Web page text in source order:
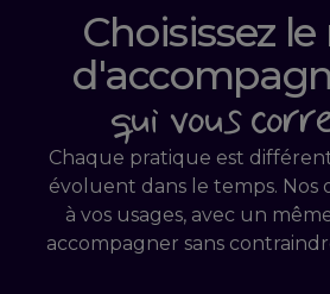
Choisissez
qui vous
Chaque pratique est
évoluent dans le temps. Nos
à vos usages, avec un
accompagner sans